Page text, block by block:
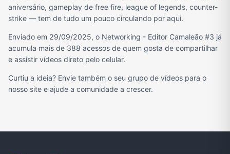
aniversário, gameplay de free fire, league of legends, counter-
strike — tem de tudo um pouco circulando por aqui.
Enviado em 29/09/2025, o Networking - Editor Camaleão #3 já
acumula mais de 388 acessos de quem gosta de compartilhar
e assistir vídeos direto pelo celular.
Curtiu a ideia? Envie também o seu grupo de vídeos para o
nosso site e ajude a comunidade a crescer.